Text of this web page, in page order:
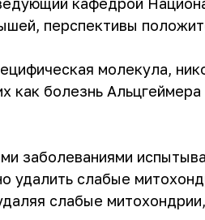
перспективы
молекула,
как болезнь
заболеваниями
удалить слабые
слабые